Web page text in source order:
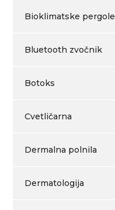
Bioklimatske pergole
Bluetooth zvočnik
Botoks
Cvetličarna
Dermalna polnila
Dermatologija